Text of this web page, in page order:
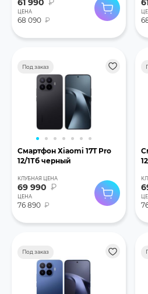
ЦЕНА
68 090 ₽
Под заказ
Смартфон Хiaomi 17T Pro
12/1Тб черный
КЛУБНАЯ ЦЕНА
69 990 ₽
ЦЕНА
76 890 ₽
Под заказ